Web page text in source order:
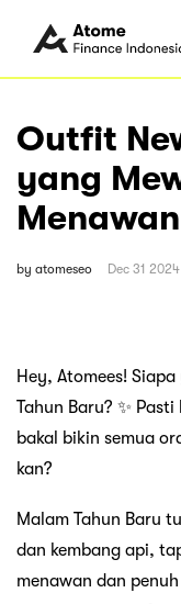
Outfit
yang
Menawan
by atomeseo Dec 31 2024
Hey, Atomees!
Tahun Baru? ✨
bakal bikin semua
kan?
Malam Tahun Baru
dan kembang api,
menawan dan